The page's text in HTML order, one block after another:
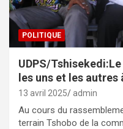
POLITIQUE
UDPS/
les uns et les autres
13 avril 2025 admin
Au cours du
terrain Tshobo de la